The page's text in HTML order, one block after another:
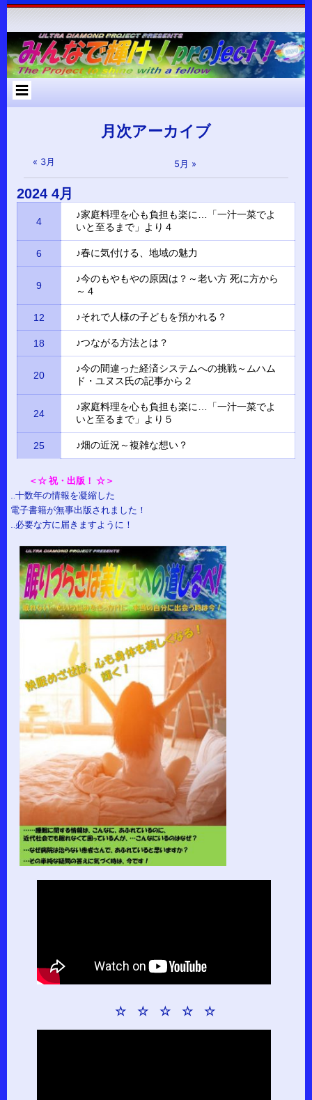
コ
ン
ツ
へ
ス
Skip
POSTS-
2
Skip
COMMENTS-
2
Skip
2
Skip
2
Skip
2
Skip
2
Skip
2
Skip
2
Skip
3
Skip
2
Skip
2
Skip
3
Skip
3
月次アーカイブ
« 3月 5月 »
2024 4月
4
♪家庭料理を心も負担も楽に…「一汁一菜でよ
いと至るまで」より４
6 ♪春に気付ける、地域の魅力
9
♪今のもやもやの原因は？～老い方 死に方から
～４
12 ♪それで人様の子どもを預かれる？
18 ♪つながる方法とは？
20
♪今の間違った経済システムへの挑戦～ムハム
ド・ユヌス氏の記事から２
24
♪家庭料理を心も負担も楽に…「一汁一菜でよ
いと至るまで」より５
25 ♪畑の近況～複雑な想い？
＜☆ 祝・出版！ ☆＞
…十数年の情報を凝縮した
電子書籍が無事出版されました！
…必要な方に届きますように！
☆ ☆ ☆ ☆ ☆